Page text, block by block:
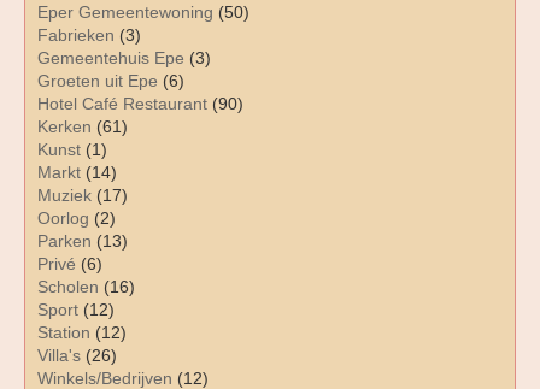
Eper Gemeentewoning (50)
Fabrieken (3)
Gemeentehuis Epe (3)
Groeten uit Epe (6)
Hotel Café Restaurant (90)
Kerken (61)
Kunst (1)
Markt (14)
Muziek (17)
Oorlog (2)
Parken (13)
Privé (6)
Scholen (16)
Sport (12)
Station (12)
Villa's (26)
Winkels/Bedrijven (12)